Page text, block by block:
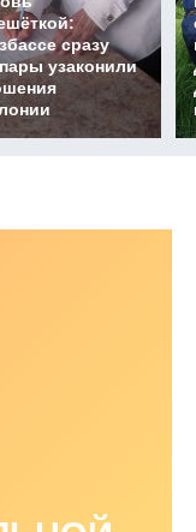
сразу
узаконили